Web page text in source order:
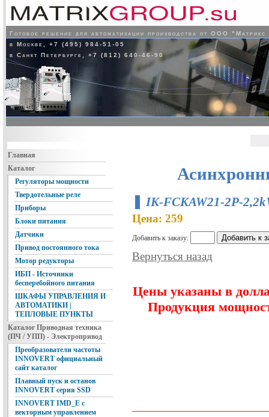
Готовое решение для автоматизации производства от ООО "Матрикс
в Москве, +7 (495) 984-51-05
в Санкт Петербурге, +7 (812) 640-46-90
Главная
Каталог
Регуляторы мощности
Твердотельные реле
Приборы
Блоки питания
Датчики
Привод постоянного тока
Мотор редукторы
ИБП - Источники
бесперебойного питания
ШКАФЫ УПРАВЛЕНИЯ И
АВТОМАТИКИ |
ТЕПЛОВЫЕ ПУНКТЫ
Каталог Приводная техника
(ПЧ / УПП) - Электропривод
Преобразователи частоты
INNOVERT официальный
сайт каталог
Плавный пуск и останов
INNOVERT серия SSD
INNOVERT IMD_E с
векторным управлением
IK-FCKAW21-2P-
Цена: 259
Добавить к заказу:
Вернуться назад
Цены указаны в
Продукция